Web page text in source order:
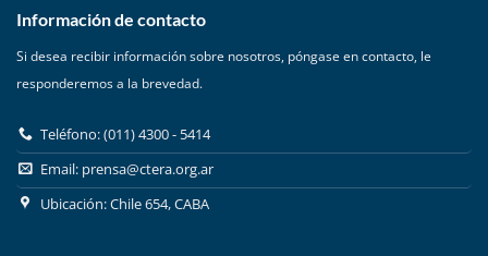
Información de contacto
Si desea recibir información sobre nosotros, póngase en contacto, le
responderemos a la brevedad.
Teléfono: (011) 4300 - 5414
Email: prensa@ctera.org.ar
Ubicación: Chile 654, CABA